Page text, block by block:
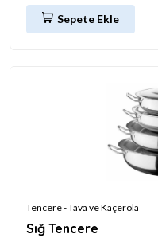
Sepete Ekle
Tencere - Tava ve Kaçerola
Sığ Tencere